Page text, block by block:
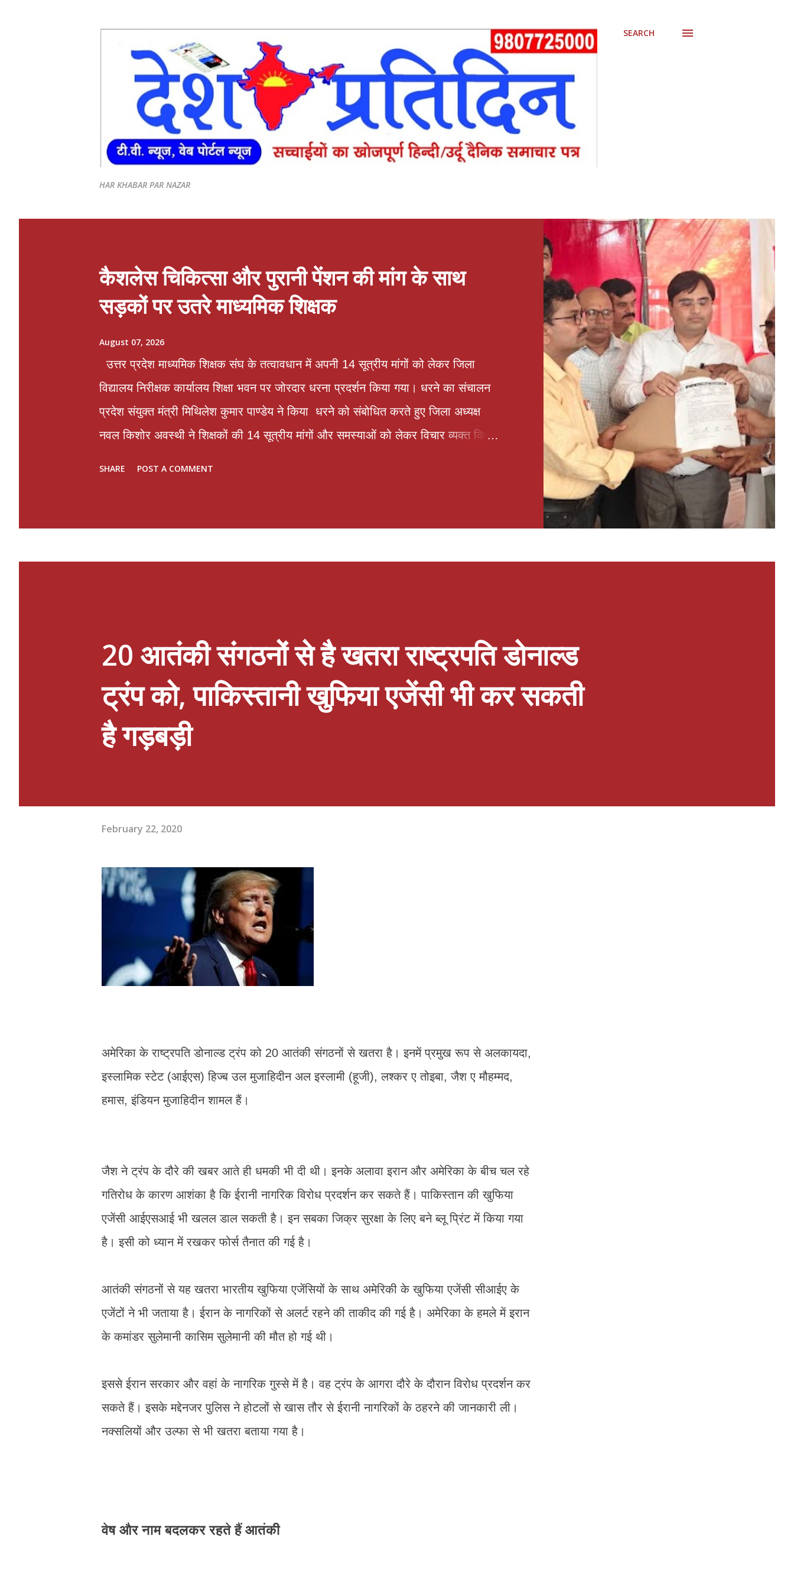
HAR KHABAR PAR NAZAR
SEARCH
कैशलेस चिकित्सा और पुरानी पेंशन की मांग के साथ
सड़कों पर उतरे माध्यमिक शिक्षक
August 07, 2026
उत्तर प्रदेश माध्यमिक शिक्षक संघ के तत्वावधान में अपनी 14 सूत्रीय मांगों को लेकर जिला
विद्यालय निरीक्षक कार्यालय शिक्षा भवन पर जोरदार धरना प्रदर्शन किया गया। धरने का संचालन
प्रदेश संयुक्त मंत्री मिथिलेश कुमार पाण्डेय ने किया धरने को संबोधित करते हुए जिला अध्यक्ष
नवल किशोर अवस्थी ने शिक्षकों की 14 सूत्रीय मांगों और समस्याओं को लेकर विचार व्यक्त किए।
प्रेषित किया गया है। जो अधिनियमित व्यवस्था के पूर्णतया विपरीत है जबकि इस संबंध में पूर्व एवं
SHARE POST A COMMENT
20 आतंकी संगठनों से है खतरा राष्ट्रपति डोनाल्ड
ट्रंप को, पाकिस्तानी खुफिया एजेंसी भी कर सकती
है गड़बड़ी
February 22, 2020
अमेरिका के राष्ट्रपति डोनाल्ड ट्रंप को 20 आतंकी संगठनों से खतरा है। इनमें प्रमुख रूप से अलकायदा,
इस्लामिक स्टेट (आईएस) हिज्ब उल मुजाहिदीन अल इस्लामी (हूजी), लश्कर ए तोइबा, जैश ए मौहम्मद,
हमास, इंडियन मुजाहिदीन शामल हैं।
जैश ने ट्रंप के दौरे की खबर आते ही धमकी भी दी थी। इनके अलावा इरान और अमेरिका के बीच चल रहे
गतिरोध के कारण आशंका है कि ईरानी नागरिक विरोध प्रदर्शन कर सकते हैं। पाकिस्तान की खुफिया
एजेंसी आईएसआई भी खलल डाल सकती है। इन सबका जिक्र सुरक्षा के लिए बने ब्लू प्रिंट में किया गया
है। इसी को ध्यान में रखकर फोर्स तैनात की गई है।
आतंकी संगठनों से यह खतरा भारतीय खुफिया एजेंसियों के साथ अमेरिकी के खुफिया एजेंसी सीआईए के
एजेंटों ने भी जताया है। ईरान के नागरिकों से अलर्ट रहने की ताकीद की गई है। अमेरिका के हमले में इरान
के कमांडर सुलेमानी कासिम सुलेमानी की मौत हो गई थी।
इससे ईरान सरकार और वहां के नागरिक गुस्से में है। वह ट्रंप के आगरा दौरे के दौरान विरोध प्रदर्शन कर
सकते हैं। इसके मद्देनजर पुलिस ने होटलों से खास तौर से ईरानी नागरिकों के ठहरने की जानकारी ली।
नक्सलियों और उल्फा से भी खतरा बताया गया है।
वेष और नाम बदलकर रहते हैं आतंकी